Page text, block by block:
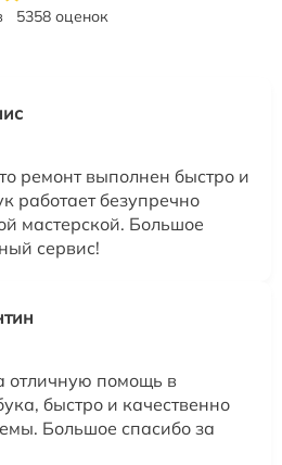
5358 оценок
ремонт выполнен быстро и
работает безупречно
мастерской. Большое
сервис!
отличную помощь в
быстро и качественно
Большое спасибо за